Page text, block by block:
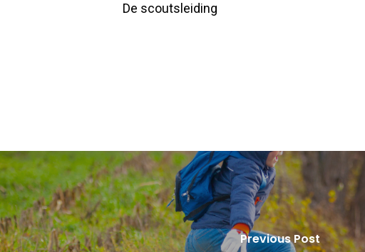
De scoutsleiding
Previous Post